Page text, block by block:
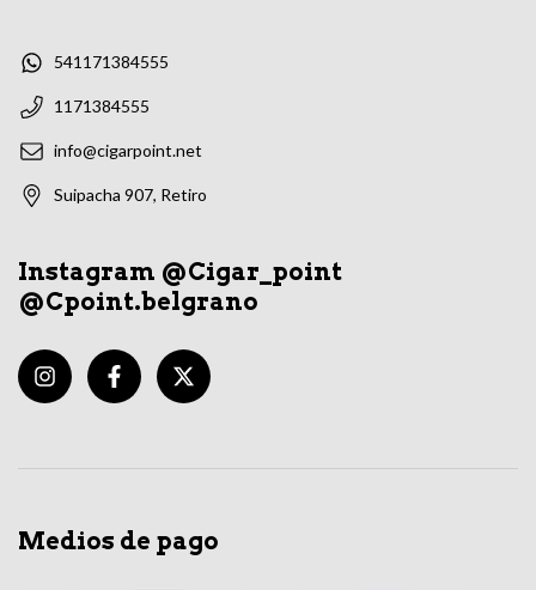
541171384555
1171384555
info@cigarpoint.net
Suipacha 907, Retiro
Instagram @Cigar_point
@Cpoint.belgrano
Medios de pago